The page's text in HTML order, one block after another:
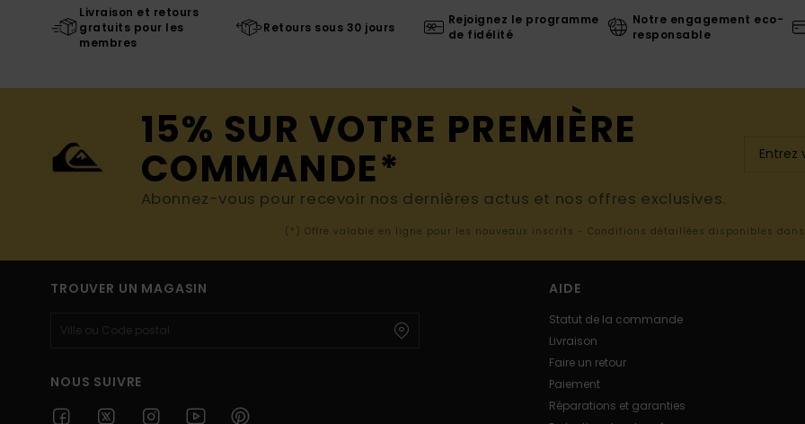
Livraison et retours
gratuits pour les
membres
Retours sous 30 jours
Rejoignez le programme
de fidélité
Notre engagement eco-
responsable
15% SUR VOTRE PREMIÈRE
COMMANDE*
Abonnez-vous pour recevoir nos dernières actus et nos offres exclusives.
(*) Offre valable en ligne pour les nouveaux inscrits - Conditions détaillées disponibles
TROUVER UN MAGASIN
NOUS SUIVRE
AIDE
Statut de la commande
Livraison
Faire un retour
Paiement
Réparations et garanties